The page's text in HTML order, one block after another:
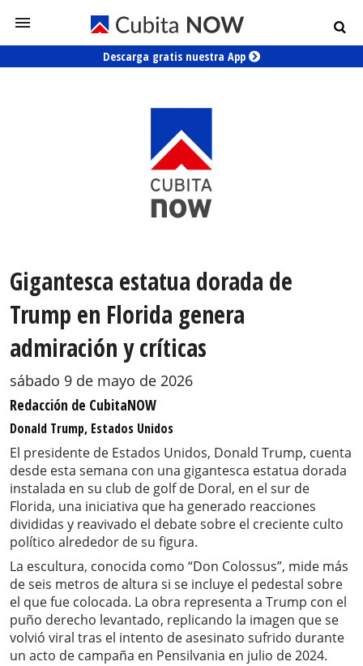
Descarga gratis nuestra App
Gigantesca estatua dorada de
Trump en Florida genera
admiración y críticas
sábado 9 de mayo de 2026
Redacción de CubitaNOW
Donald Trump, Estados Unidos
El presidente de Estados Unidos, Donald Trump, cuenta
desde esta semana con una gigantesca estatua dorada
instalada en su club de golf de Doral, en el sur de
Florida, una iniciativa que ha generado reacciones
divididas y reavivado el debate sobre el creciente culto
político alrededor de su figura.
La escultura, conocida como “Don Colossus”, mide más
de seis metros de altura si se incluye el pedestal sobre
el que fue colocada. La obra representa a Trump con el
puño derecho levantado, replicando la imagen que se
volvió viral tras el intento de asesinato sufrido durante
un acto de campaña en Pensilvania en julio de 2024.